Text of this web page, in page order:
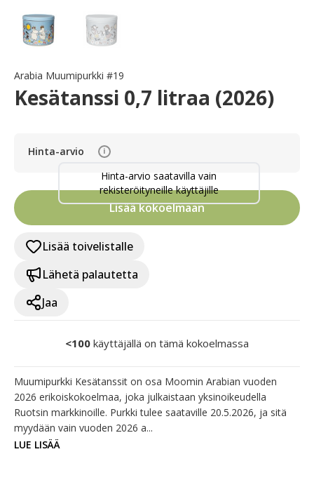
Arabia Muumipurkki #19
Kesätanssi 0,7 litraa (2026)
Hinta-arvio i
Hinta-arvio saatavilla vain
rekisteröityneille käyttäjille
Lisää kokoelmaan
Lisää toivelistalle
Lähetä palautetta
Jaa
<100 käyttäjällä on tämä kokoelmassa
Muumipurkki Kesätanssit on osa Moomin Arabian vuoden
2026 erikoiskokoelmaa, joka julkaistaan yksinoikeudella
Ruotsin markkinoille. Purkki tulee saataville 20.5.2026, ja sitä
myydään vain vuoden 2026 a...
LUE LISÄÄ